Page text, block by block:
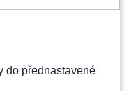
do přednastavené